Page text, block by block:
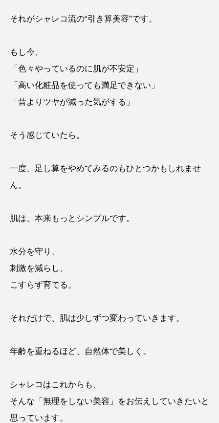
それがシャレコ流の“引き算美容”です。
もし今、
「色々やっているのに肌が不安定」
「高い化粧品を使っても満足できない」
「昔よりツヤが減った気がする」
そう感じていたら。
一度、足し算をやめてみるのもひとつかもしれませ
ん。
肌は、本来もっとシンプルです。
水分を守り、
刺激を減らし、
こすらず育てる。
それだけで、肌は少しずつ変わっていきます。
年齢を重ねるほど、自然体で美しく。
シャレコはこれからも、
そんな「無理をしない美容」をお伝えしていきたいと
思っています。